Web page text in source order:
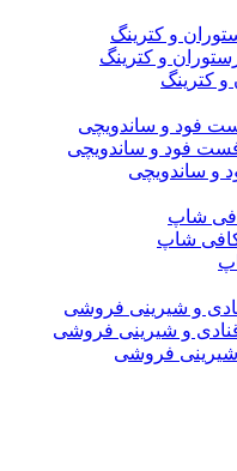
و کترینگ
و کترینگ
کترینگ
فود و ساندویچی
فست فود و ساندویچی
و ساندویچی
شاپ
کافی‌ شاپ‌
و شیرینی فروشی
قنادی و شیرینی فروشی
فروشی